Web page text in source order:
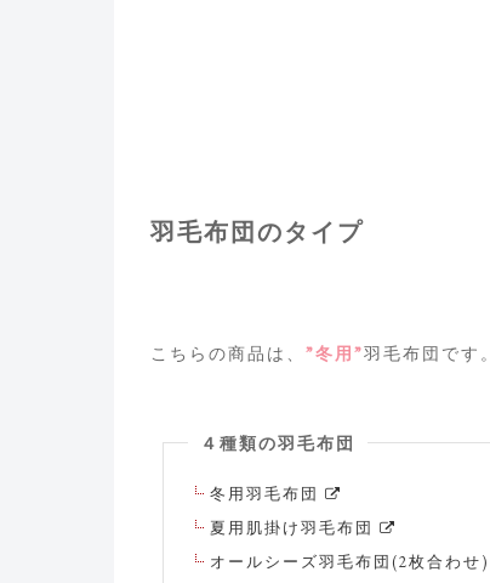
羽毛布団のタイプ
こちらの商品は、 ”冬用”羽毛布団です。
４種類の羽毛布団
冬用羽毛布団
夏用肌掛け羽毛布団
オールシーズ羽毛布団(2枚合わせ)